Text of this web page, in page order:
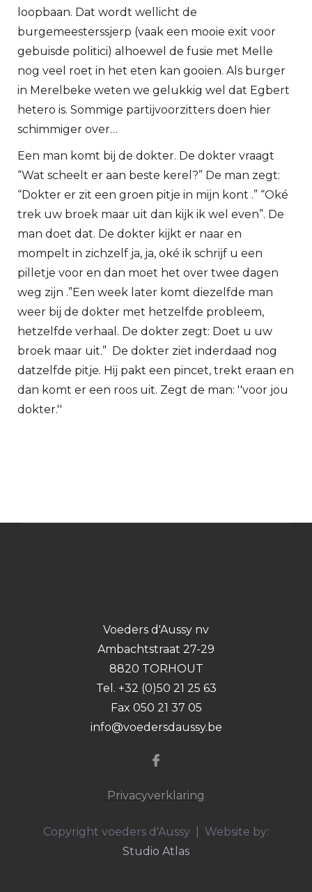
loopbaan. Dat wordt wellicht de
burgemeesterssjerp (vaak een mooie exit voor
gebuisde politici) alhoewel de fusie met Melle
nog veel roet in het eten kan gooien. Als burger
in Merelbeke weten we gelukkig wel dat Egbert
hetero is. Sommige partijvoorzitters doen hier
schimmiger over…
Een man komt bij de dokter. De dokter vraagt
“Wat scheelt er aan beste kerel?” De man zegt:
“Dokter er zit een groen pitje in mijn kont .” “Oké
trek uw broek maar uit dan kijk ik wel even”. De
man doet dat. De dokter kijkt er naar en
mompelt in zichzelf ja, ja, oké ik schrijf u een
pilletje voor en dan moet het over twee dagen
weg zijn .”Een week later komt diezelfde man
weer bij de dokter met hetzelfde probleem,
hetzelfde verhaal. De dokter zegt: Doet u uw
broek maar uit.” De dokter ziet inderdaad nog
datzelfde pitje. Hij pakt een pincet, trekt eraan en
dan komt er een roos uit. Zegt de man: ''voor jou
dokter.''
Voeders d'Aussy nv
Ambachtstraat 27-29
8820 TORHOUT
Tel. +32 (0)50 21 25 63
Fax 050 21 37 05
info@voedersdaussy.be
Privacyverklaring
Copyright voeders d'Aussy | Website by:
Studio Atlas